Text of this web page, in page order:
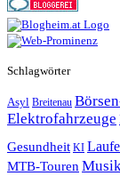
Schlagwörter
Asyl Breitenau
Elektrofahrzeuge
Gesundheit KI
MTB-Touren